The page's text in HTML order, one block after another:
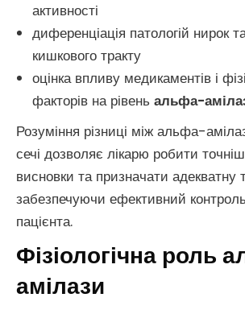
активності
диференціація патологій нирок
кишкового тракту
оцінка впливу медикаментів і
факторів на рівень альфа-
Розуміння різниці між альфа-
сечі дозволяє лікарю робити точніші
висновки та призначати адекватну
забезпечуючи ефективний
пацієнта.
Фізіологічна роль
амілази